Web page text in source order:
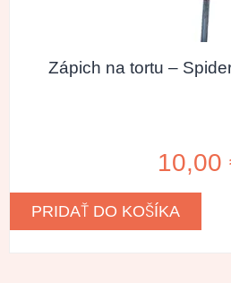
Zápich na tortu –
10,00
PRIDAŤ DO KOŠÍKA